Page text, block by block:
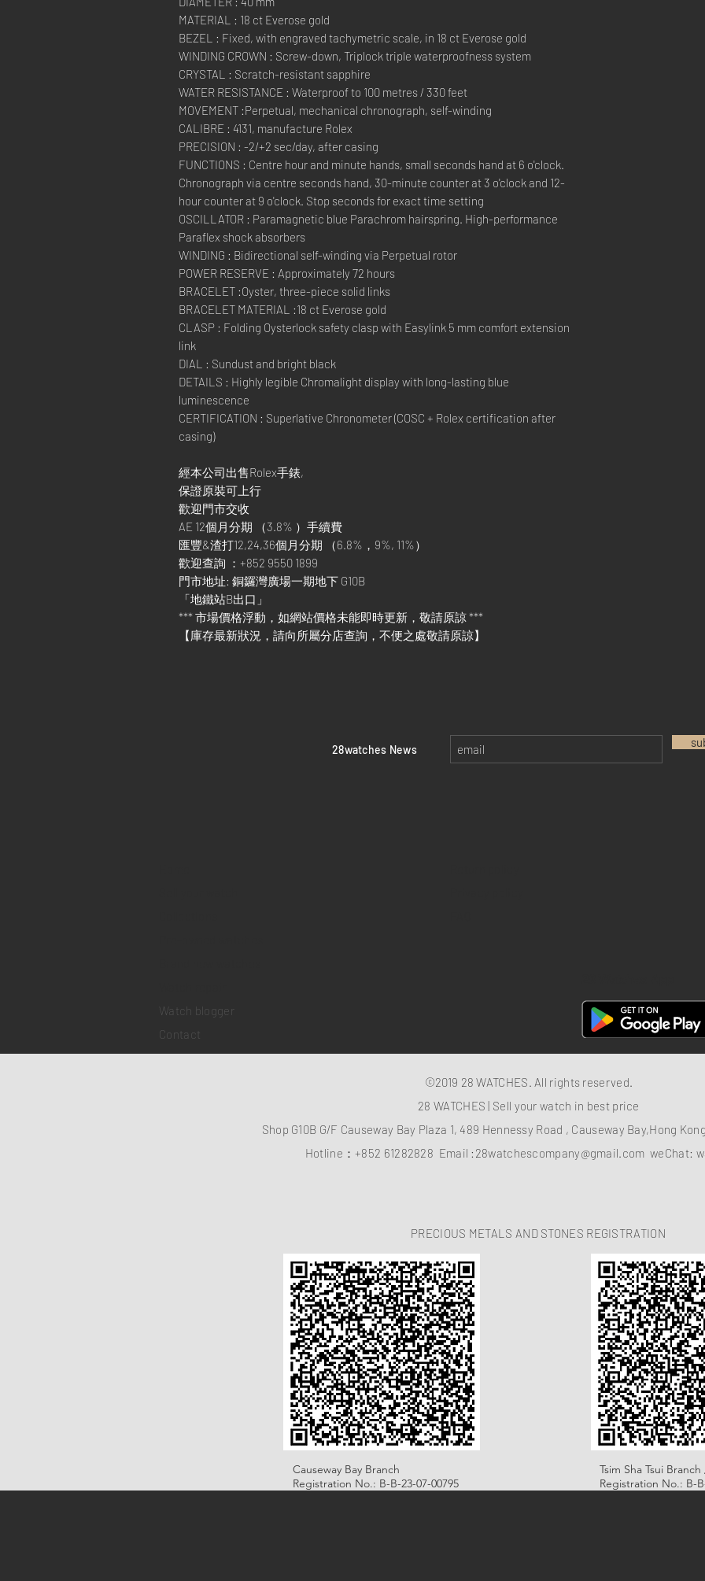
MATERIAL : 18 ct Everose gold
BEZEL : Fixed, with engraved tachymetric scale, in 18 ct Everose gold
WINDING CROWN : Screw-down, Triplock triple waterproofness system
CRYSTAL : Scratch-resistant sapphire
WATER RESISTANCE : Waterproof to 100 metres / 330 feet
MOVEMENT :Perpetual, mechanical chronograph, self-winding
CALIBRE : 4131, manufacture Rolex
PRECISION : -2/+2 sec/day, after casing
FUNCTIONS : Centre hour and minute hands, small seconds hand at 6 o'clock.
Chronograph via centre seconds hand, 30-minute counter at 3 o'clock and 12-
hour counter at 9 o'clock. Stop seconds for exact time setting
OSCILLATOR : Paramagnetic blue Parachrom hairspring. High-performance
Paraflex shock absorbers
WINDING : Bidirectional self-winding via Perpetual rotor
POWER RESERVE : Approximately 72 hours
BRACELET :Oyster, three-piece solid links
BRACELET MATERIAL :18 ct Everose gold
CLASP : Folding Oysterlock safety clasp with Easylink 5 mm comfort extension
link
DIAL : Sundust and bright black
DETAILS : Highly legible Chromalight display with long-lasting blue
luminescence
CERTIFICATION : Superlative Chronometer (COSC + Rolex certification after
casing)
經本公司出售Rolex手錶,
保證原裝可上行
歡迎門市交收
AE 12個月分期 （3.8% ）手續費
匯豐&渣打12,24,36個月分期 （6.8%，9%, 11%）
歡迎查詢 ：+852 9550 1899
門市地址: 銅鑼灣廣場一期地下 G10B
「地鐵站B出口」
*** 市場價格浮動，如網站價格未能即時更新，敬請原諒 ***
【庫存最新狀況，請向所屬分店查詢，不便之處敬請原諒】
​28watches News
Watch blogger
Contact
©2019 28 WATCHES. All rights reserved.
28 WATCHES | Sell your watch in best price
Shop G10B G/F Causeway Bay Plaza 1, 489 Hennessy Road , Causeway Bay,Hong Kong
Hotline：+852 61282828 Email : 28watchescompany@gmail.com weChat:
PRECIOUS METALS AND STONES REGISTRATION
Causeway Bay Branch
Registration No.: B-B-23-07-00795
Tsim Sha Tsui
Registration No.: B-